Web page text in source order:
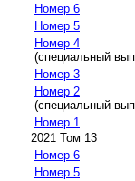
Номер 6
Номер 5
Номер 4
(специальный
Номер 3
Номер 2
(специальный
Номер 1
2021 Том 13
Номер 6
Номер 5